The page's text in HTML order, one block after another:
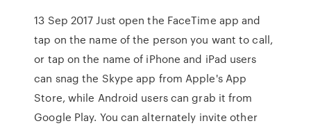
13 Sep 2017 Just open the FaceTime app and
tap on the name of the person you want to call,
or tap on the name of iPhone and iPad users
can snag the Skype app from Apple's App
Store, while Android users can grab it from
Google Play. You can alternately invite other